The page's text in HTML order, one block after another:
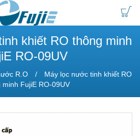
khiết RO thông minh
RO-09UV
R.O
Máy lọc nước tinh khiết RO
minh FujiE RO-09UV